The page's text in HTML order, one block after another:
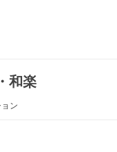
和楽
ン